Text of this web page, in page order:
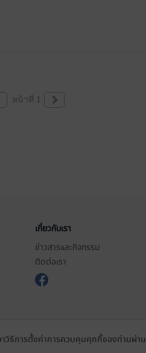
หน้าที่ 1
เกี่ยวกับเรา
ข่าวสารและกิจกรรม
ติดต่อเรา
วิธีการตั้งค่าการควบคุมคุกกี้ของท่านผ่าน